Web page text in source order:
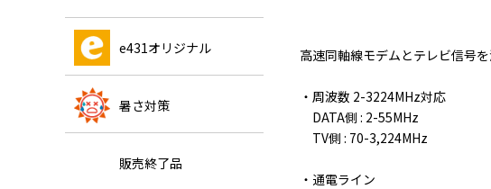
e431オリジナル
暑さ対策
販売終了品
高速同軸線モデムとテレビ信号
・周波数 2-3224MHz対応
DATA側 : 2-55MHz
TV側 : 70-3,224MHz
・通電ライン